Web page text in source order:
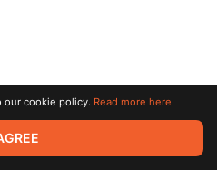
rights reserved. All trademarks
owners.
our cookie policy. Read more here.